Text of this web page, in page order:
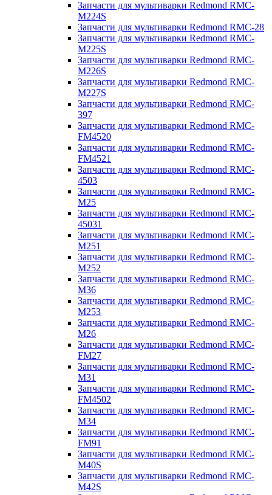
Запчасти для мультиварки Redmond RMC-
M224S
Запчасти для мультиварки Redmond RMC-28
Запчасти для мультиварки Redmond RMC-
M225S
Запчасти для мультиварки Redmond RMC-
M226S
Запчасти для мультиварки Redmond RMC-
M227S
Запчасти для мультиварки Redmond RMC-
397
Запчасти для мультиварки Redmond RMC-
FM4520
Запчасти для мультиварки Redmond RMC-
FM4521
Запчасти для мультиварки Redmond RMC-
4503
Запчасти для мультиварки Redmond RMC-
M25
Запчасти для мультиварки Redmond RMC-
45031
Запчасти для мультиварки Redmond RMC-
M251
Запчасти для мультиварки Redmond RMC-
M252
Запчасти для мультиварки Redmond RMC-
M36
Запчасти для мультиварки Redmond RMC-
M253
Запчасти для мультиварки Redmond RMC-
M26
Запчасти для мультиварки Redmond RMC-
FM27
Запчасти для мультиварки Redmond RMC-
M31
Запчасти для мультиварки Redmond RMC-
FM4502
Запчасти для мультиварки Redmond RMC-
M34
Запчасти для мультиварки Redmond RMC-
FM91
Запчасти для мультиварки Redmond RMC-
M40S
Запчасти для мультиварки Redmond RMC-
M42S